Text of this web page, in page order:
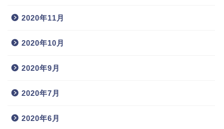
2020年11月
2020年10月
2020年9月
2020年7月
2020年6月